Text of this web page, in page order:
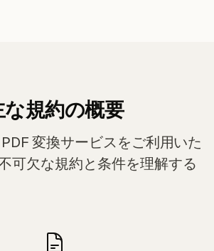
な規約の概要
変換サービスをご利用いた
可欠な規約と条件を理解する